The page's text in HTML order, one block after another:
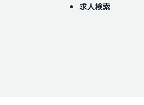
求人検索